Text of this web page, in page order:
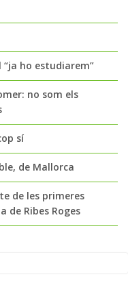
ho estudiarem”
no som els
sí
de Mallorca
de les primeres
de Ribes Roges